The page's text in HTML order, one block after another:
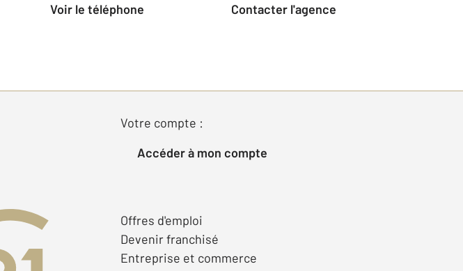
voir le téléphone Contacter l'agence
Votre compte :
Accéder à mon compte
Offres d'emploi
Devenir franchisé
Entreprise et commerce